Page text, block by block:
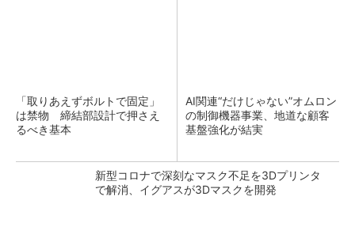
「取りあえずボルトで固定」
は禁物 締結部設計で押さえ
るべき基本
AI関連“だけじゃない”オムロン
の制御機器事業、地道な顧客
基盤強化が結実
新型コロナで深刻なマスク不足を3Dプリンタ
で解消、イグアスが3Dマスクを開発